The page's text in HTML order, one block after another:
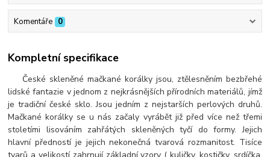
Komentáře 0
Kompletní specifikace
České skleněné mačkané korálky jsou, ztělesněním bezbřehé
lidské fantazie v jednom z nejkrásnějších přírodních materiálů, jímž
je tradiční české sklo. Jsou jedním z nejstarších perlových druhů.
Mačkané korálky se u nás začaly vyrábět již před více než třemi
stoletími lisováním zahřátých skleněných tyčí do formy. Jejich
hlavní předností je jejich nekonečná tvarová rozmanitost. Tisíce